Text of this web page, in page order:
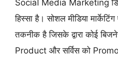
Social Media Marketing
हिस्सा है। सोशल मीडिया
तकनीक है जिसके द्वारा कोई
Product और सर्विस को